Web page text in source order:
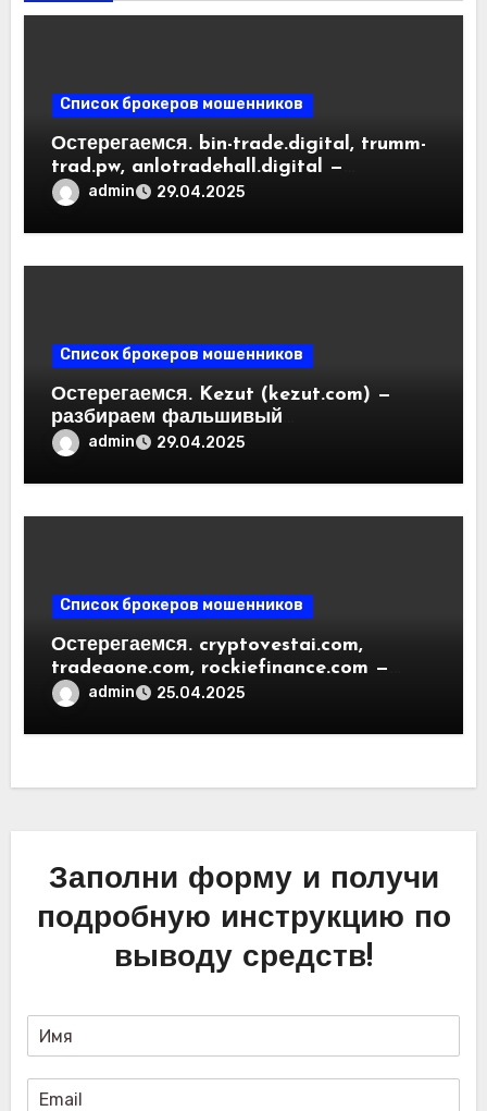
Список брокеров мошенников
Остерегаемся. bin-trade.digital, trumm-
trad.pw, anlotradehall.digital —
разоблачение фальшивых
криптобирж. Как вернуть деньги.
Отзывы пользователей
admin 29.04.2025
Список брокеров мошенников
Остерегаемся. Kezut (kezut.com) —
разбираем фальшивый
криптовалютный обменник. Как
вернуть деньги. Отзывы
пользователей
admin 29.04.2025
Список брокеров мошенников
Остерегаемся. cryptovestai.com,
tradeaone.com, rockiefinance.com —
обзор новых платформ для
трейдинга. Отзывы пользователей
admin 25.04.2025
Заполни форму и получи
подробную инструкцию по
выводу средств!